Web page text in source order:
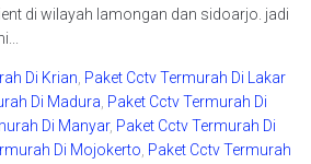
di wilayah lamongan dan sidoarjo. jadi
Di Krian Paket Cctv Termurah Di Lakar
Di Madura Paket Cctv Termurah Di
Di Manyar, Paket Cctv Termurah Di
Di Mojokerto Paket Cctv Termurah